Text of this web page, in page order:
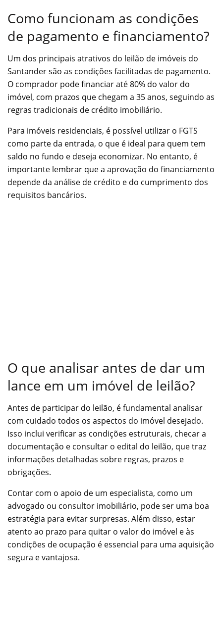
Como funcionam as condições
de pagamento e financiamento?
Um dos principais atrativos do leilão de imóveis do
Santander são as condições facilitadas de pagamento.
O comprador pode financiar até 80% do valor do
imóvel, com prazos que chegam a 35 anos, seguindo as
regras tradicionais de crédito imobiliário.
Para imóveis residenciais, é possível utilizar o FGTS
como parte da entrada, o que é ideal para quem tem
saldo no fundo e deseja economizar. No entanto, é
importante lembrar que a aprovação do financiamento
depende da análise de crédito e do cumprimento dos
requisitos bancários.
O que analisar antes de dar um
lance em um imóvel de leilão?
Antes de participar do leilão, é fundamental analisar
com cuidado todos os aspectos do imóvel desejado.
Isso inclui verificar as condições estruturais, checar a
documentação e consultar o edital do leilão, que traz
informações detalhadas sobre regras, prazos e
obrigações.
Contar com o apoio de um especialista, como um
advogado ou consultor imobiliário, pode ser uma boa
estratégia para evitar surpresas. Além disso, estar
atento ao prazo para quitar o valor do imóvel e às
condições de ocupação é essencial para uma aquisição
segura e vantajosa.